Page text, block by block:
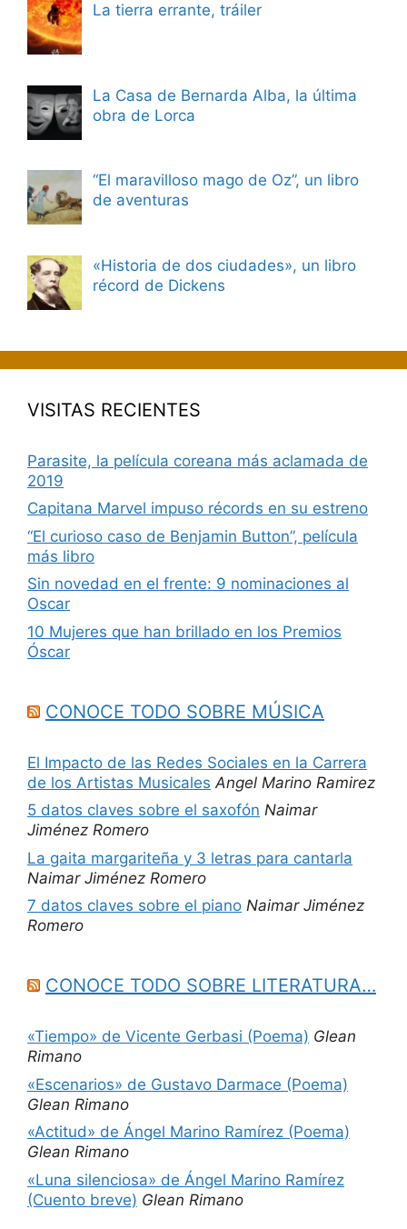
La tierra errante, tráiler
La Casa de Bernarda Alba, la última
obra de Lorca
“El maravilloso mago de Oz”, un libro
de aventuras
«Historia de dos ciudades», un libro
récord de Dickens
VISITAS RECIENTES
Parasite, la película coreana más aclamada de
2019
Capitana Marvel impuso récords en su estreno
“El curioso caso de Benjamin Button”, película
más libro
Sin novedad en el frente: 9 nominaciones al
Oscar
10 Mujeres que han brillado en los Premios
Óscar
CONOCE TODO SOBRE MÚSICA
El Impacto de las Redes Sociales en la Carrera
de los Artistas Musicales Angel Marino Ramirez
5 datos claves sobre el saxofón Naimar
Jiménez Romero
La gaita margariteña y 3 letras para cantarla
Naimar Jiménez Romero
7 datos claves sobre el piano Naimar Jiménez
Romero
CONOCE TODO SOBRE LITERATURA…
«Tiempo» de Vicente Gerbasi (Poema) Glean
Rimano
«Escenarios» de Gustavo Darmace (Poema)
Glean Rimano
«Actitud» de Ángel Marino Ramírez (Poema)
Glean Rimano
«Luna silenciosa» de Ángel Marino Ramírez
(Cuento breve) Glean Rimano